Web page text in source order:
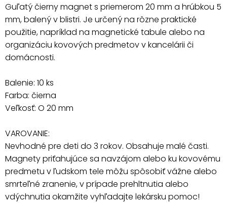
Guľatý čierny magnet s priemerom 20 mm a hrúbkou 5
mm, balený v blistri. Je určený na rôzne praktické
použitie, napríklad na magnetické tabule alebo na
organizáciu kovových predmetov v kancelárii či
domácnosti.
Balenie: 10 ks
Farba: čierna
Veľkosť: O 20 mm
VAROVANIE:
Nevhodné pre deti do 3 rokov. Obsahuje malé časti.
Magnety priťahujúce sa navzájom alebo ku kovovému
predmetu v ľudskom tele môžu spôsobiť vážne alebo
smrteľné zranenie, v prípade prehltnutia alebo
vdýchnutia okamžite vyhľadajte lekársku pomoc!